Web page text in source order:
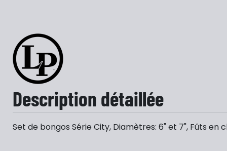
Description détaillée
Set de bongos Série City, Diamètres: 6" et 7", Fûts